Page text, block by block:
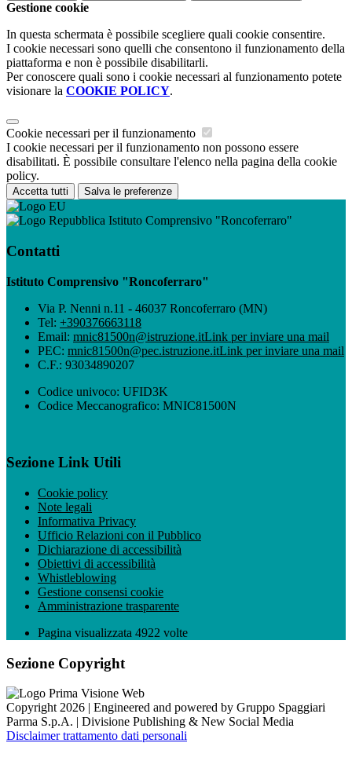
Gestione cookie
In questa schermata è possibile scegliere quali cookie consentire.
I cookie necessari sono quelli che consentono il funzionamento della
piattaforma e non è possibile disabilitarli.
Per conoscere quali sono i cookie necessari al funzionamento potete
visionare la COOKIE POLICY.
Cookie necessari per il funzionamento
I cookie necessari per il funzionamento non possono essere
disabilitati. È possibile consultare l'elenco nella pagina della cookie
policy.
Accetta tutti Salva le preferenze
Istituto Comprensivo "Roncoferraro"
Contatti
Istituto Comprensivo "Roncoferraro"
Via P. Nenni n.11 - 46037 Roncoferraro (MN)
Tel: +390376663118
Email: mnic81500n@istruzione.itLink per inviare una mail
PEC: mnic81500n@pec.istruzione.itLink per inviare una mail
C.F.: 93034890207
Codice univoco: UFID3K
Codice Meccanografico: MNIC81500N
Sezione Link Utili
Cookie policy
Note legali
Informativa Privacy
Ufficio Relazioni con il Pubblico
Dichiarazione di accessibilità
Obiettivi di accessibilità
Whistleblowing
Gestione consensi cookie
Amministrazione trasparente
Pagina visualizzata 4922 volte
Sezione Copyright
Copyright 2026 | Engineered and powered by Gruppo Spaggiari
Parma S.p.A. | Divisione Publishing & New Social Media
Disclaimer trattamento dati personali